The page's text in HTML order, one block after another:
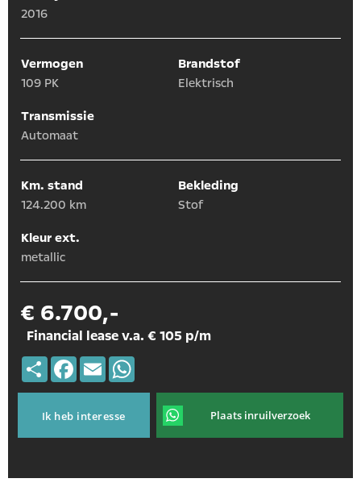
2016
Vermogen
109 PK
Brandstof
Elektrisch
Transmissie
Automaat
Km. stand
124.200 km
Bekleding
Stof
Kleur ext.
metallic
€ 6.700,-
Financial lease v.a. € 105 p/m
Deel Facebook
Email
Ik heb interesse Plaats inruilverzoek